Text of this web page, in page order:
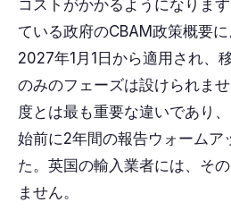
コストがかかるようになりま
ている政府のCBAM政策概要
2027年1月1日から適用され、
のみのフェーズは設けられま
度とは最も重要な違いであり
始前に2年間の報告ウォームア
た。英国の輸入業者には、そ
ません。